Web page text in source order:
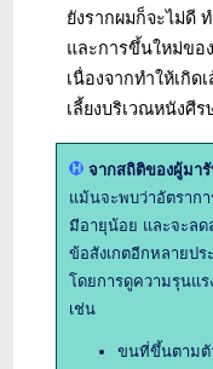
ยังรากผมก็จะไม่ดี
และการขึ้นใหม่ขอ
เนื่องจากทำให้เกิ
เลี้ยงบริเวณหนังศีร
จากสถิติของผู้มา
แม้นจะพบว่าอัตราก
มีอายุน้อย และจะล
ข้อสังเกตอีกหลายป
โดยการดูความรุนแ
เช่น
ขนที่ขึ้นตามตั